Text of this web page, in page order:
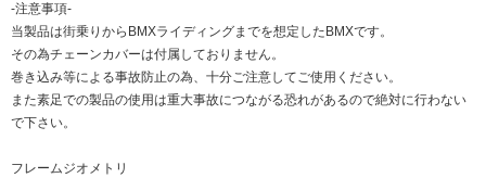
-注意事項-
当製品は街乗りからBMXライディングまでを想定したBMXです。
その為チェーンカバーは付属しておりません。
巻き込み等による事故防止の為、十分ご注意してご使用ください。
また素足での製品の使用は重大事故につながる恐れがあるので絶対に行わない
で下さい。
フレームジオメトリ